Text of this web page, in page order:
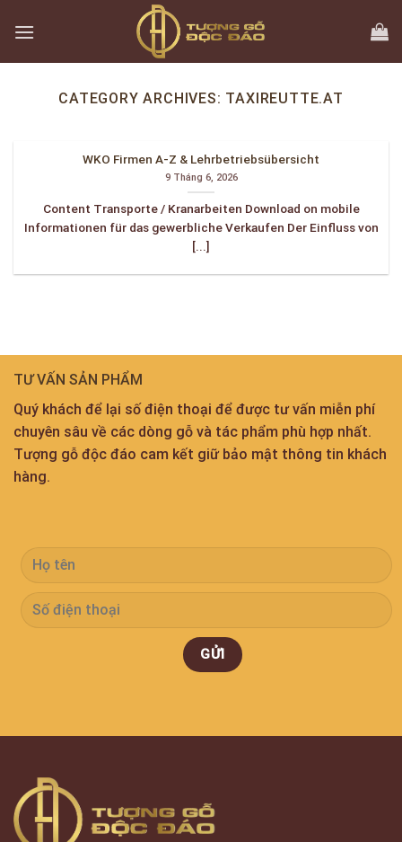
CATEGORY ARCHIVES: TAXIREUTTE.AT
WKO Firmen A-Z & Lehrbetriebsübersicht
9 Tháng 6, 2026
Content Transporte / Kranarbeiten Download on mobile
Informationen für das gewerbliche Verkaufen Der Einfluss von
[...]
TƯ VẤN SẢN PHẨM
Quý khách để lại số điện thoại để được tư vấn miễn phí
chuyên sâu về các dòng gỗ và tác phẩm phù hợp nhất.
Tượng gỗ độc đáo cam kết giữ bảo mật thông tin khách
hàng.